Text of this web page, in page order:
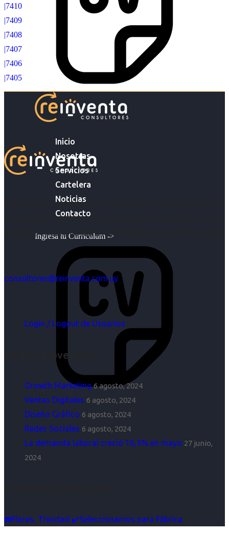
Inicio
Nosotras
Servicios
Cartelera
Noticias
Contacto
Ingresa tu Curriculum ->
|7410
|7409
|7408
|7407
|7406
|7405
Acompañar a empresas en su gestión de capital humano y
acompañar a personas en la búsqueda y encuentro de sus
objetivos es para nosotros un trabajo, pero antes un placer.
consultores@reinventa.com.uy
Login / Logout de Usuarios
Últimas Novedades
Growth Marketing 6 agosto, 2024
Ventas Digitales 6 agosto, 2024
Diseño Gráfico 6 agosto, 2024
Redes Sociales 6 agosto, 2024
La demanda laboral creció 10,3% en mayo 27 junio,
2024
☎️Flores, Trinidad ✔️Seleccionamos para Fábrica